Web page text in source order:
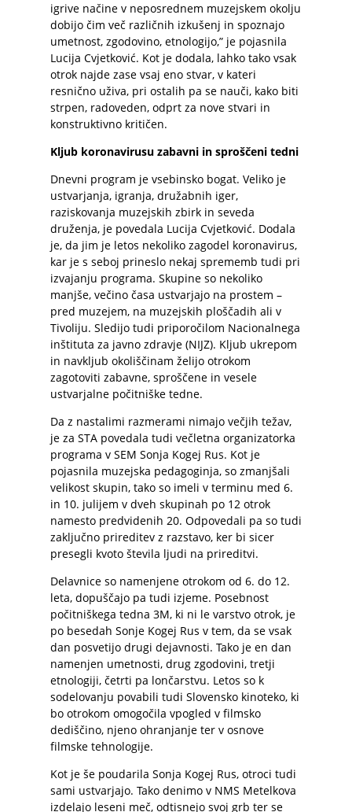
igrive načine v neposrednem muzejskem okolju
dobijo čim več različnih izkušenj in spoznajo
umetnost, zgodovino, etnologijo,” je pojasnila
Lucija Cvjetković. Kot je dodala, lahko tako vsak
otrok najde zase vsaj eno stvar, v kateri
resnično uživa, pri ostalih pa se nauči, kako biti
strpen, radoveden, odprt za nove stvari in
konstruktivno kritičen.
Kljub koronavirusu zabavni in sproščeni tedni
Dnevni program je vsebinsko bogat. Veliko je
ustvarjanja, igranja, družabnih iger,
raziskovanja muzejskih zbirk in seveda
druženja, je povedala Lucija Cvjetković. Dodala
je, da jim je letos nekoliko zagodel koronavirus,
kar je s seboj prineslo nekaj sprememb tudi pri
izvajanju programa. Skupine so nekoliko
manjše, večino časa ustvarjajo na prostem –
pred muzejem, na muzejskih ploščadih ali v
Tivoliju. Sledijo tudi priporočilom Nacionalnega
inštituta za javno zdravje (NIJZ). Kljub ukrepom
in navkljub okoliščinam želijo otrokom
zagotoviti zabavne, sproščene in vesele
ustvarjalne počitniške tedne.
Da z nastalimi razmerami nimajo večjih težav,
je za STA povedala tudi večletna organizatorka
programa v SEM Sonja Kogej Rus. Kot je
pojasnila muzejska pedagoginja, so zmanjšali
velikost skupin, tako so imeli v terminu med 6.
in 10. julijem v dveh skupinah po 12 otrok
namesto predvidenih 20. Odpovedali pa so tudi
zaključno prireditev z razstavo, ker bi sicer
presegli kvoto števila ljudi na prireditvi.
Delavnice so namenjene otrokom od 6. do 12.
leta, dopuščajo pa tudi izjeme. Posebnost
počitniškega tedna 3M, ki ni le varstvo otrok, je
po besedah Sonje Kogej Rus v tem, da se vsak
dan posvetijo drugi dejavnosti. Tako je en dan
namenjen umetnosti, drug zgodovini, tretji
etnologiji, četrti pa lončarstvu. Letos so k
sodelovanju povabili tudi Slovensko kinoteko, ki
bo otrokom omogočila vpogled v filmsko
dediščino, njeno ohranjanje ter v osnove
filmske tehnologije.
Kot je še poudarila Sonja Kogej Rus, otroci tudi
sami ustvarjajo. Tako denimo v NMS Metelkova
izdelajo leseni meč, odtisnejo svoj grb ter se